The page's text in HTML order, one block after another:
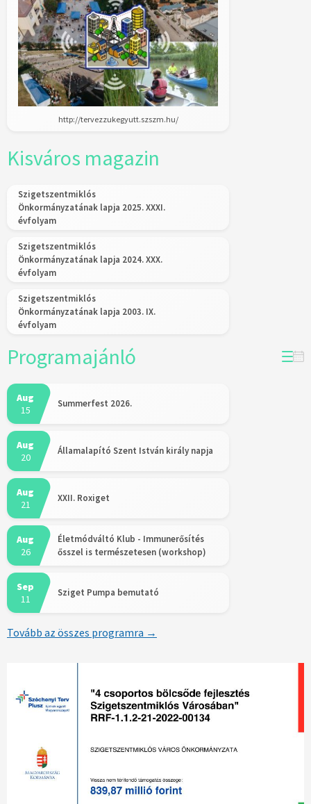
http://tervezzukegyutt.szszm.hu/
Kisváros magazin
Szigetszentmiklós
Önkormányzatának lapja 2025. XXXI.
évfolyam
Szigetszentmiklós
Önkormányzatának lapja 2024. XXX.
évfolyam
Szigetszentmiklós
Önkormányzatának lapja 2003. IX.
évfolyam
Programajánló
Aug
15
Summerfest 2026.
Aug
20
Államalapító Szent István király napja
Aug
21
XXII. Roxiget
Aug
26
Életmódváltó Klub - Immunerősítés
ősszel is természetesen (workshop)
Sep
11
Sziget Pumpa bemutató
Tovább az összes programra →